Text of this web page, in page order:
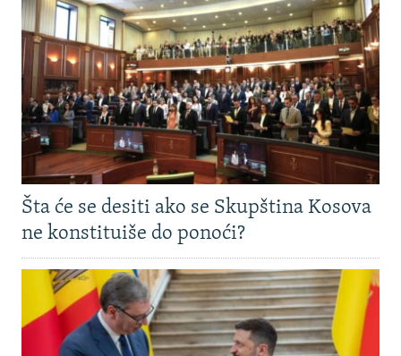
Šta će se desiti ako se Skupština Kosova
ne konstituiše do ponoći?